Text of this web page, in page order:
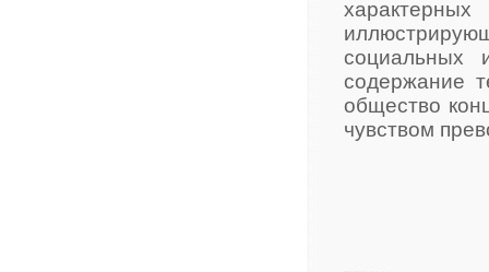
социальных
содержание
общество
чувством